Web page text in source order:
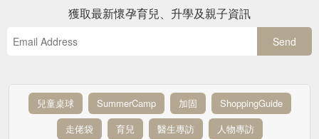
獲取最新懷孕育兒、升學及親子資訊
Send
兒童桌球 SummerCamp 加固
ShoppingGuide
走佬袋
育兒 醫生專訪
人物專訪